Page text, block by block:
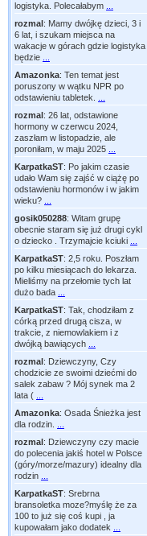
logistyka. Polecałabym
rozmal: Mamy dwójkę dzieci, 3 i
6 lat, i szukam miejsca na
wakacje w górach gdzie logistyka
będzie
Amazonka: Ten temat jest
poruszony w wątku NPR po
odstawieniu tabletek.
rozmal: 26 lat, odstawione
hormony w czerwcu 2024,
zaszłam w listopadzie, ale
poroniłam, w maju 2025
KarpatkaST: Po jakim czasie
udało Wam się zajść w ciążę po
odstawieniu hormonów i w jakim
wieku?
gosik050288: Witam grupę
obecnie staram się już drugi cykl
o dziecko . Trzymajcie kciuki
KarpatkaST: 2,5 roku. Poszłam
po kilku miesiącach do lekarza.
Mieliśmy na przełomie tych lat
dużo bada
KarpatkaST: Tak, chodziłam z
córką przed drugą cisza, w
trakcie, z niemowlakiem i z
dwójką bawiących
rozmal: Dziewczyny, Czy
chodzicie ze swoimi dziećmi do
salek zabaw ? Mój synek ma 2
lata (
Amazonka: Osada Śnieżka jest
dla rodzin.
rozmal: Dziewczyny czy macie
do polecenia jakiś hotel w Polsce
(góry/morze/mazury) idealny dla
rodzin
KarpatkaST: Srebrna
bransoletka moze?myślę że za
100 to już się coś kupi , ja
kupowałam jako dodatek